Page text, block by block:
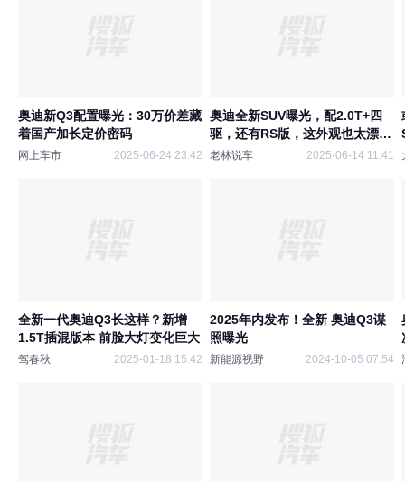
奥迪新Q3配置曝光：30万价差藏
着国产加长定价密码
网上车市 2025-06-24 23:42
奥迪全新SUV曝光，配2.0T+四
驱，还有RS版，这外观也太漂亮
了吧？
老林说车 2025-06-14 11:41
全新一代奥迪Q3长这样？新增
1.5T插混版本 前脸大灯变化巨大
驾春秋 2025-01-18 15:42
2025年内发布！全新 奥迪Q3谍
照曝光
新能源视野 2024-10-05 07:54